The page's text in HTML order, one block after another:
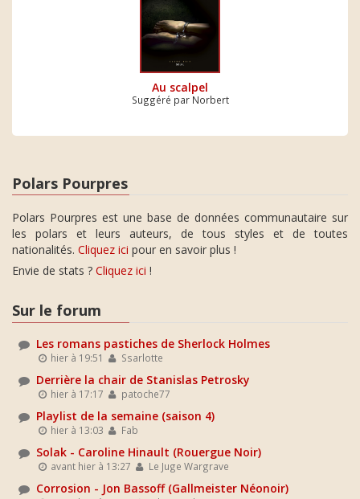
Au scalpel
Suggéré par Norbert
Polars Pourpres
Polars Pourpres est une base de données communautaire sur
les polars et leurs auteurs, de tous styles et de toutes
nationalités. Cliquez ici pour en savoir plus !
Envie de stats ? Cliquez ici !
Sur le forum
Les romans pastiches de Sherlock Holmes
hier à 19:51 Ssarlotte
Derrière la chair de Stanislas Petrosky
hier à 17:17 patoche77
Playlist de la semaine (saison 4)
hier à 13:03 Fab
Solak - Caroline Hinault (Rouergue Noir)
avant hier à 13:27 Le Juge Wargrave
Corrosion - Jon Bassoff (Gallmeister Néonoir)